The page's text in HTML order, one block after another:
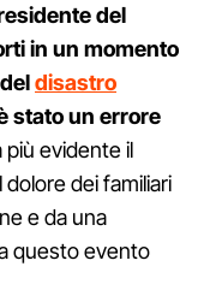
del
in un momento
disastro
stato un errore
più evidente il
dei familiari
e da una
questo evento